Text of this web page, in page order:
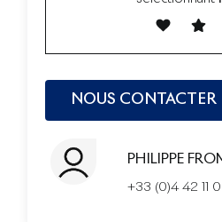
PHILIPPE
+33 (0)4 42 11